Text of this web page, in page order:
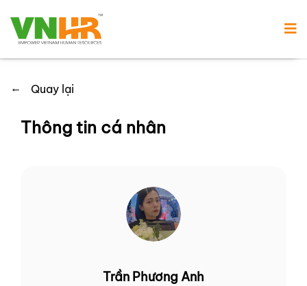
← Quay lại
Thông tin cá nhân
Trần Phương Anh